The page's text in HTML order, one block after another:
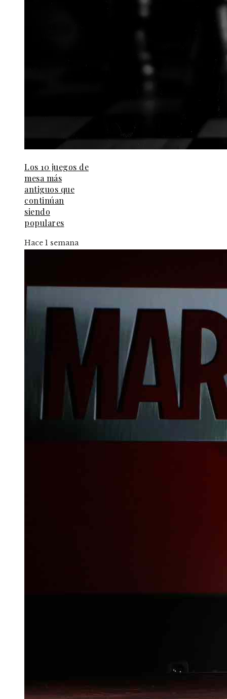
Los 10 juegos de
mesa más
antiguos que
continúan
siendo
populares
Hace 1 semana